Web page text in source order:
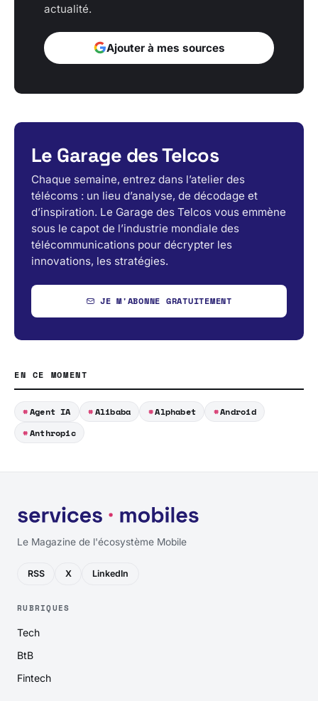
actualité.
Ajouter à mes sources
Le Garage des Telcos
Chaque semaine, entrez dans l’atelier des
télécoms : un lieu d’analyse, de décodage et
d’inspiration. Le Garage des Telcos vous emmène
sous le capot de l’industrie mondiale des
télécommunications pour décrypter les
innovations, les stratégies.
JE M'ABONNE GRATUITEMENT
EN CE MOMENT
Agent IA Alibaba Alphabet
Android
Anthropic
Le Magazine de l'écosystème Mobile
RSS X LinkedIn
RUBRIQUES
Tech
BtB
Fintech